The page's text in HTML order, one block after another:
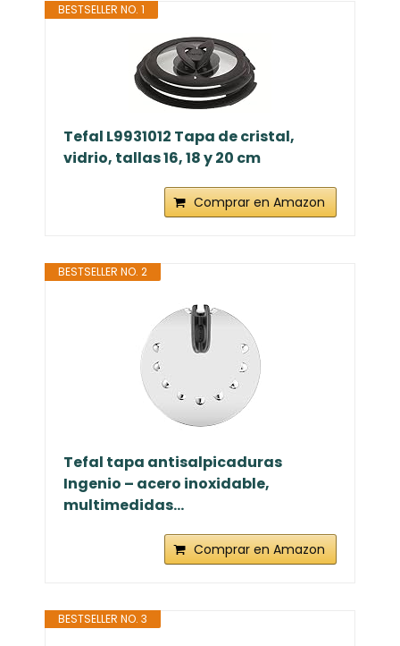
BESTSELLER NO. 1
Tefal L9931012 Tapa de cristal,
vidrio, tallas 16, 18 y 20 cm
Comprar en Amazon
BESTSELLER NO. 2
Tefal tapa antisalpicaduras
Ingenio – acero inoxidable,
multimedidas...
Comprar en Amazon
BESTSELLER NO. 3